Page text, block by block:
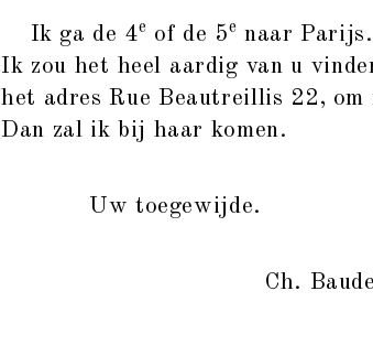
Ik ga de 4e of de 5e naar Parijs.
Ik zou het heel aardig van u
het adres Rue Beautreillis 22, om
Dan zal ik bij haar komen.
Uw toegewijde.
Ch.